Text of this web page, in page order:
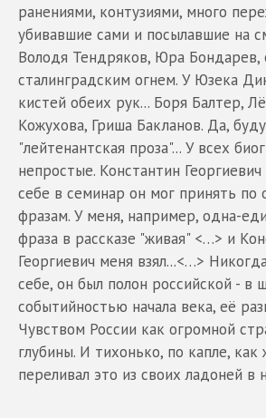
ранениями, контузиями, много
убивавшие сами и посылавшие на
Володя Тендряков, Юра Бондарев,
сталинградским огнем. У Юзека
кистей обеих рук... Боря Балтер,
Кожухова, Гриша Бакланов. Да,
"лейтенантская проза"... У всех
непростые. Константин
себе в семинар он мог принять по
фразам. У меня, например, одна-
фраза в рассказе "живая" <…> и
Георгиевич меня взял...<…>
себе, он был полон российской - в
событийностью начала века, её
Чувством России как огромной
глубины. И тихонько, по капле,
переливал это из своих ладоней в